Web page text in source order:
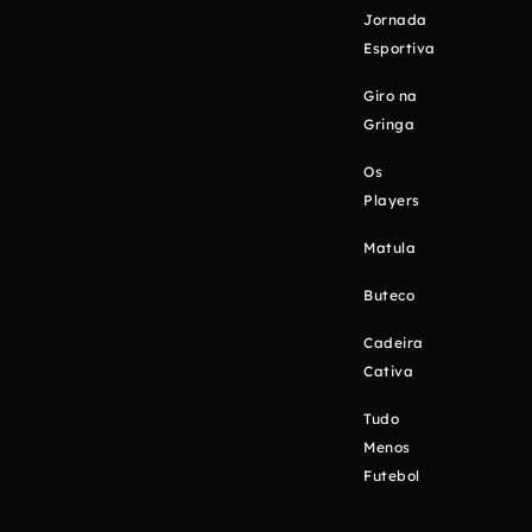
Jornada
Esportiva
Giro na
Gringa
Os
Players
Matula
Buteco
Cadeira
Cativa
Tudo
Menos
Futebol